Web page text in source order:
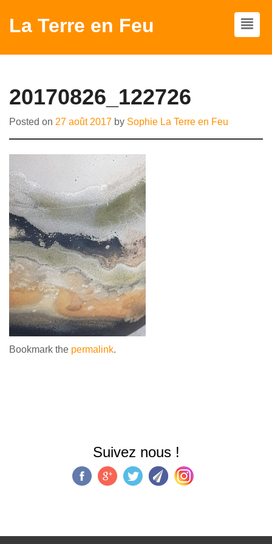
La Terre en Feu
20170826_122726
Posted on 27 août 2017 by Sophie La Terre en Feu
Bookmark the permalink.
Suivez nous !